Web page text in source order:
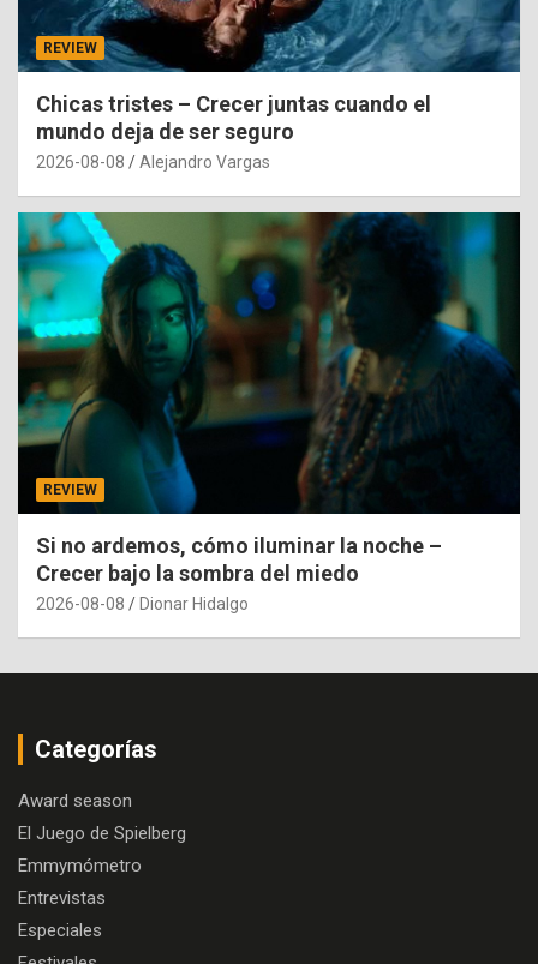
REVIEW
Chicas tristes – Crecer juntas cuando el
mundo deja de ser seguro
2026-08-08 Alejandro Vargas
REVIEW
Si no ardemos, cómo iluminar la noche –
Crecer bajo la sombra del miedo
2026-08-08 Dionar Hidalgo
Categorías
Award season
El Juego de Spielberg
Emmymómetro
Entrevistas
Especiales